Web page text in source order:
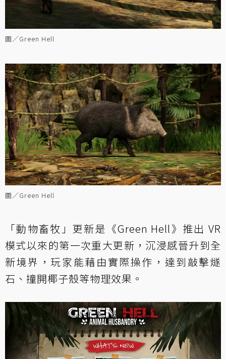
圖／Green Hell
圖／Green Hell
「動物畜牧」更新是《Green Hell》推出 VR
模式以來的第一次重大更新，沉浸感晉升到全
新境界，玩家能藉由實際操作，達到敲擊燧
石、撞開椰子殼等物理效果。